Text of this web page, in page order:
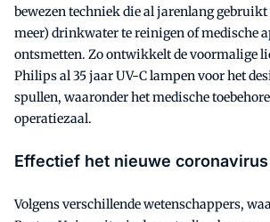
bewezen techniek die al jarenlang
meer) drinkwater te reinigen of medische
ontsmetten. Zo ontwikkelt de voormalige
Philips al 35 jaar UV-C lampen voor het
spullen, waaronder het medische
operatiezaal.
Effectief het nieuwe
Volgens verschillende wetenschappers,